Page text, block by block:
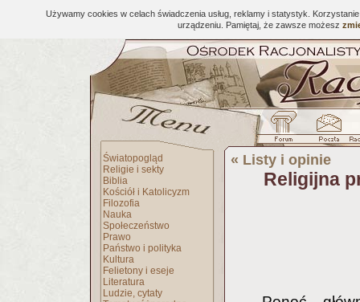
Używamy cookies w celach świadczenia usług, reklamy i statystyk.
urządzeniu. Pamiętaj, że zawsze możesz
Światopogląd
Religie i sekty
Biblia
Kościół i Katolicyzm
Filozofia
Nauka
Społeczeństwo
Prawo
Państwo i polityka
Kultura
Felietony i eseje
Literatura
Ludzie, cytaty
« Listy i opinie
Religijna